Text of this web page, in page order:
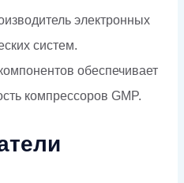
электронных
систем.
обеспечивает
компрессоров GMP.